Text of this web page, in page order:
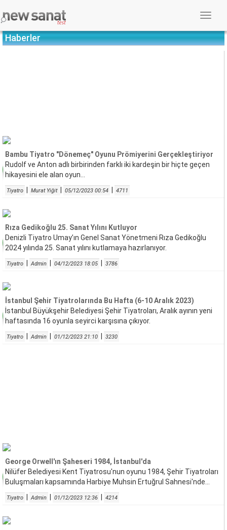
Menü
Haberler
Bambu Tiyatro "Dönemeç" Oyunu Prömiyerini Gerçekleştiriyor
Rudolf ve Anton adlı birbirinden farklı iki kardeşin bir hiçte geçen
hikayesini ele alan oyun...
Tiyatro Murat Yiğit 05/12/2023 00:54 4711
Rıza Gedikoğlu 25. Sanat Yılını Kutluyor
Denizli Tiyatro Umay’ın Genel Sanat Yönetmeni Rıza Gedikoğlu
2024 yılında 25. Sanat yılını kutlamaya hazırlanıyor.
Tiyatro Admin 04/12/2023 18:05 3786
İstanbul Şehir Tiyatrolarında Bu Hafta (6-10 Aralık 2023)
İstanbul Büyükşehir Belediyesi Şehir Tiyatroları, Aralık ayının yeni
haftasında 16 oyunla seyirci karşısına çıkıyor.
Tiyatro Admin 01/12/2023 21:10 3230
George Orwell'ın Şaheseri 1984, İstanbul'da
Nilüfer Belediyesi Kent Tiyatrosu'nun oyunu 1984, Şehir Tiyatroları
Buluşmaları kapsamında Harbiye Muhsin Ertuğrul Sahnesi'nde...
Tiyatro Admin 01/12/2023 12:36 4214